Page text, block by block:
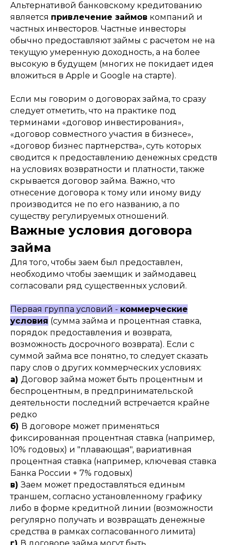
Альтернативой банковскому кредитованию
является привлечение займов компаний и
частных инвесторов. Частные инвесторы
обычно предоставляют займы с расчетом не на
текущую умеренную доходность, а на более
высокую в будущем (многих не покидает идея
вложиться в Apple и Google на старте).
Если мы говорим о договорах займа, то сразу
следует отметить, что на практике под
терминами «договор инвестирования»,
«договор совместного участия в бизнесе»,
«договор бизнес партнерства», суть которых
сводится к предоставлению денежных средств
на условиях возвратности и платности, также
скрывается договор займа. Важно, что
отнесение договора к тому или иному виду
производится не по его названию, а по
существу регулируемых отношений.
Важные условия договора
займа
Для того, чтобы заем был предоставлен,
необходимо чтобы заемщик и займодавец
согласовали ряд существенных условий.
Первая группа условий - коммерческие
условия (сумма займа и процентная ставка,
порядок предоставления и возврата,
возможность досрочного возврата). Если с
суммой займа все понятно, то следует сказать
пару слов о других коммерческих условиях:
а) Договор займа может быть процентным и
беспроцентным, в предпринимательской
деятельности последний встречается крайне
редко
б) В договоре может применяться
фиксированная процентная ставка (например,
10% годовых) и "плавающая", вариативная
процентная ставка (например, ключевая ставка
Банка России + 7% годовых)
в)Заем может предоставляться единым
траншем, согласно установленному графику
либо в форме кредитной линии (возможности
регулярно получать и возвращать денежные
средства в рамках согласованного лимита)